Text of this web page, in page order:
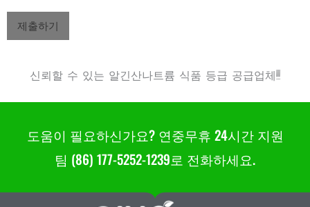
제출하기
신뢰할 수 있는 알긴산나트륨 식품 등급 공급업체!!!
도움이 필요하신가요? 연중무휴 24시간 지원
팀 (86) 177-5252-1239로 전화하세요.